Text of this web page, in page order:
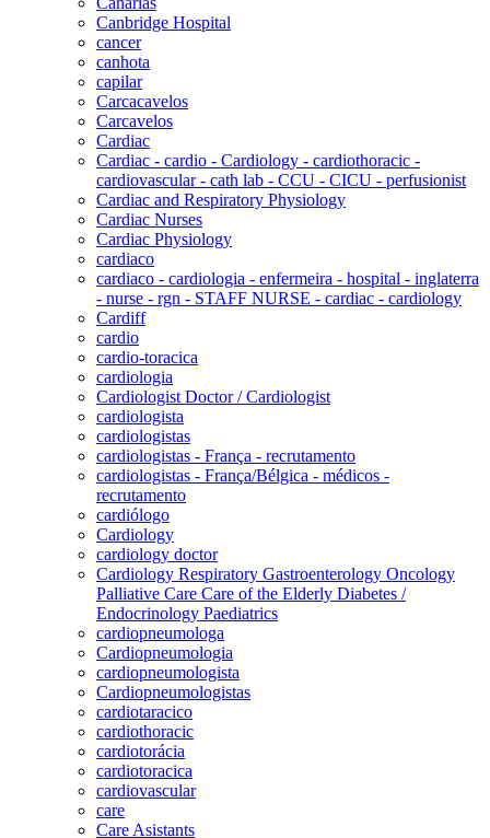
Canbridge Hospital
cancer
canhota
capilar
Carcacavelos
Carcavelos
Cardiac
Cardiac - cardio - Cardiology - cardiothoracic -
cardiovascular - cath lab - CCU - CICU - perfusionist
Cardiac and Respiratory Physiology
Cardiac Nurses
Cardiac Physiology
cardiaco
cardiaco - cardiologia - enfermeira - hospital - inglaterra
- nurse - rgn - STAFF NURSE - cardiac - cardiology
Cardiff
cardio
cardio-toracica
cardiologia
Cardiologist Doctor / Cardiologist
cardiologista
cardiologistas
cardiologistas - França - recrutamento
cardiologistas - França/Bélgica - médicos -
recrutamento
cardiólogo
Cardiology
cardiology doctor
Cardiology Respiratory Gastroenterology Oncology
Palliative Care Care of the Elderly Diabetes /
Endocrinology Paediatrics
cardiopneumologa
Cardiopneumologia
cardiopneumologista
Cardiopneumologistas
cardiotaracico
cardiothoracic
cardiotorácia
cardiotoracica
cardiovascular
care
Care Asistants